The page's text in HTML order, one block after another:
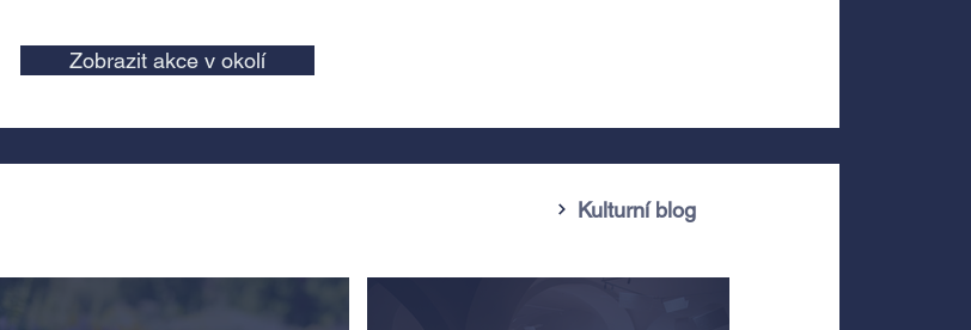
Zobrazit akce v okolí
Kulturní blog